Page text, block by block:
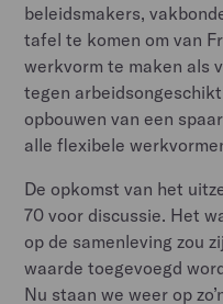
beleidsmakers,
tafel te komen om van
werkvorm te maken als
tegen
opbouwen van een
alle flexibele
De opkomst van het
70 voor discussie. Het
op de samenleving zou
waarde toegevoegd
Nu staan we weer op